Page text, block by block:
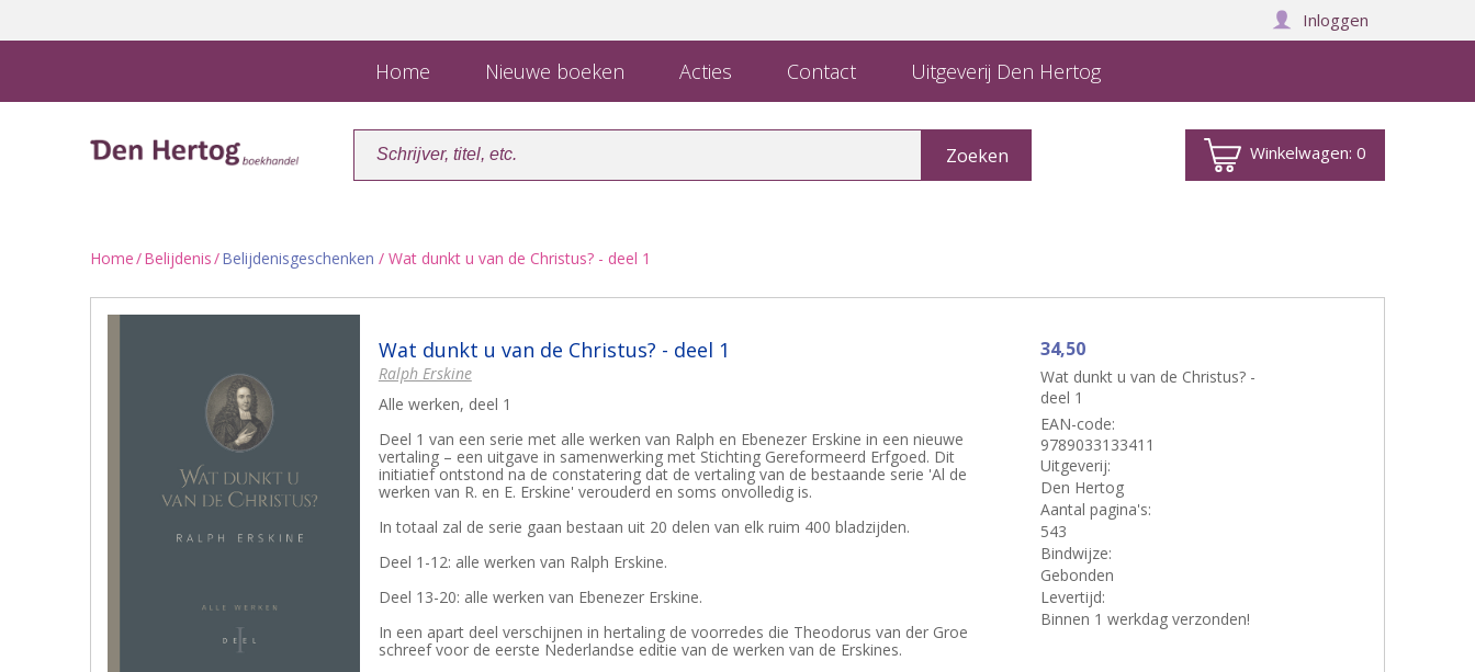
Inloggen
Home Nieuwe boeken Acties Contact Uitgeverij Den Hertog
Winkelwagen:0
Home/Belijdenis/Belijdenisgeschenken / Wat dunkt u van de Christus? - deel 1
Wat dunkt u van de Christus? - deel 1
Ralph Erskine
Alle werken, deel 1
Deel 1 van een serie met alle werken van Ralph en Ebenezer Erskine in een nieuwe
vertaling – een uitgave in samenwerking met Stichting Gereformeerd Erfgoed. Dit
initiatief ontstond na de constatering dat de vertaling van de bestaande serie 'Al de
werken van R. en E. Erskine' verouderd en soms onvolledig is.
In totaal zal de serie gaan bestaan uit 20 delen van elk ruim 400 bladzijden.
Deel 1-12: alle werken van Ralph Erskine.
Deel 13-20: alle werken van Ebenezer Erskine.
In een apart deel verschijnen in hertaling de voorredes die Theodorus van der Groe
schreef voor de eerste Nederlandse editie van de werken van de Erskines.
34,50
Wat dunkt u van de Christus? -
deel 1
EAN-code:
9789033133411
Uitgeverij:
Den Hertog
Aantal pagina's:
543
Bindwijze:
Gebonden
Levertijd:
Binnen 1 werkdag verzonden!